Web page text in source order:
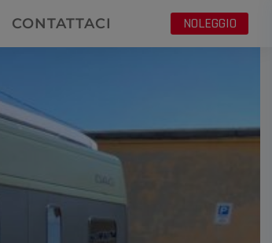
CONTATTACI NOLEGGIO